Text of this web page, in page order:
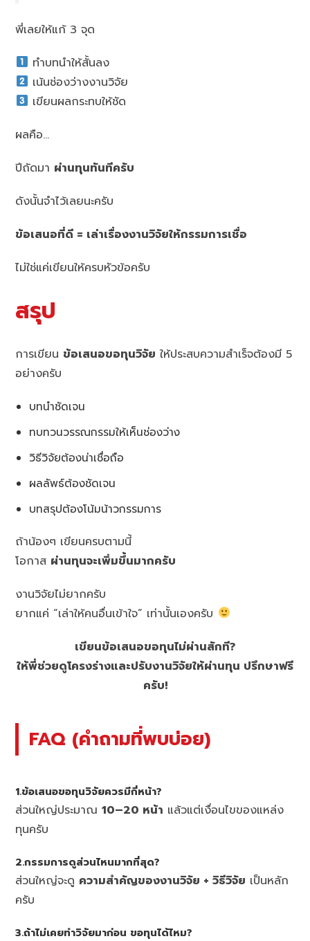
พี่เลยให้แก้ 3 จุด
ทำบทนำให้สั้นลง
เน้นช่องว่างงานวิจัย
เขียนผลกระทบให้ชัด
ผลคือ…
ปีถัดมา ผ่านทุนทันทีครับ
ดังนั้นจำไว้เลยนะครับ
ข้อเสนอที่ดี = เล่าเรื่องงานวิจัยให้กรรมการเชื่อ
ไม่ใช่แค่เขียนให้ครบหัวข้อครับ
สรุป
การเขียน ข้อเสนอขอทุนวิจัย ให้ประสบความสำเร็จต้องมี 5
อย่างครับ
บทนำชัดเจน
ทบทวนวรรณกรรมให้เห็นช่องว่าง
วิธีวิจัยต้องน่าเชื่อถือ
ผลลัพธ์ต้องชัดเจน
บทสรุปต้องโน้มน้าวกรรมการ
ถ้าน้องๆ เขียนครบตามนี้
โอกาส ผ่านทุนจะเพิ่มขึ้นมากครับ
งานวิจัยไม่ยากครับ
ยากแค่ “เล่าให้คนอื่นเข้าใจ” เท่านั้นเองครับ
เขียนข้อเสนอขอทุนไม่ผ่านสักที?
ให้พี่ช่วยดูโครงร่างและปรับงานวิจัยให้ผ่านทุน ปรึกษาฟรี
ครับ!
FAQ (คำถามที่พบบ่อย)
1.ข้อเสนอขอทุนวิจัยควรมีกี่หน้า?
ส่วนใหญ่ประมาณ10–20 หน้า แล้วแต่เงื่อนไขของแหล่ง
ทุนครับ
2.กรรมการดูส่วนไหนมากที่สุด?
ส่วนใหญ่จะดู ความสำคัญของงานวิจัย + วิธีวิจัย เป็นหลัก
ครับ
3.ถ้าไม่เคยทำวิจัยมาก่อน ขอทุนได้ไหม?